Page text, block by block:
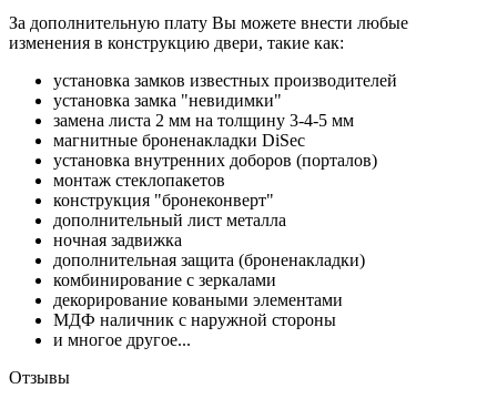
За дополнительную плату Вы можете внести любые
изменения в конструкцию двери, такие как:
установка замков известных производителей
установка замка "невидимки"
замена листа 2 мм на толщину 3-4-5 мм
магнитные броненакладки DiSec
установка внутренних доборов (порталов)
монтаж стеклопакетов
конструкция "бронеконверт"
дополнительный лист металла
ночная задвижка
дополнительная защита (броненакладки)
комбинирование с зеркалами
декорирование коваными элементами
МДФ наличник с наружной стороны
и многое другое...
Отзывы